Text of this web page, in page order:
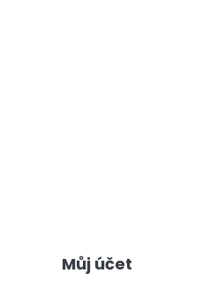
Můj účet